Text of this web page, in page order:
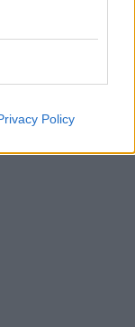
Policy